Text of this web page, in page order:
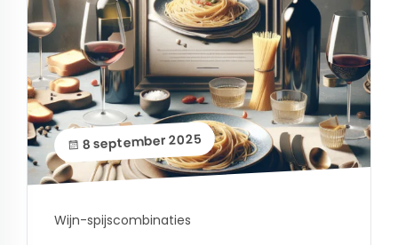
8 september 2025
Wijn-spijscombinaties